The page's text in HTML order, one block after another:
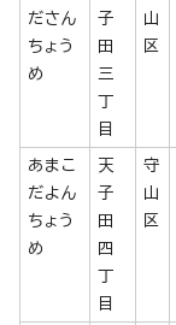
ださん
ちょう
め
子
田
三
丁
目
山
区
あまこ
だよん
ちょう
め
天
子
田
四
丁
目
守
山
区